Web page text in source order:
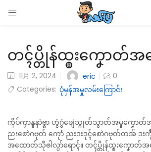
တၚ်ပ္တိုန်ထ္ၜးကၞောတ်
11月 2, 2024 eric
0
Categories: ပုံမှန်အမှုလမ်းကြောင်း
ကိုပ်ကၠာနူနာဲဗ္စာ ဟွံဂွံဖျေံသ္ဂုတ်သွာတ်အမှုကၞေ
ညးစောဲဂဗုတ် ကေုာံ ညးဒးဒုၚ်စောဲဂဗုတ်တအ် ဒး
အထောတ်သီုၜါလ္ပာ်ရောၚ်။ တၚ်ပ္တိုန်ထ္ၜးကၞေ
Enter your username and password to
Remember me
Login